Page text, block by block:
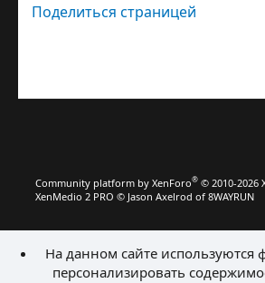
Поделиться страницей
Community platform by XenForo® © 2010-2026
XenMedio 2 PRO © Jason Axelrod of 8WAYRUN
На данном сайте используются
персонализировать